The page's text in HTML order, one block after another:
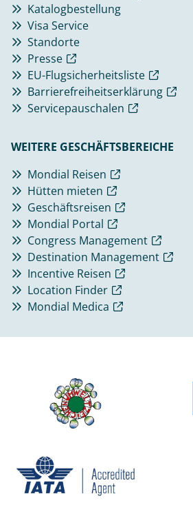
Katalogbestellung
Visa Service
Standorte
Presse
EU-Flugsicherheitsliste
Barrierefreiheitserklärung
Servicepauschalen
WEITERE GESCHÄFTSBEREICHE
Mondial Reisen
Hütten mieten
Geschäftsreisen
Mondial Portal
Congress Management
Destination Management
Incentive Reisen
Location Finder
Mondial Medica